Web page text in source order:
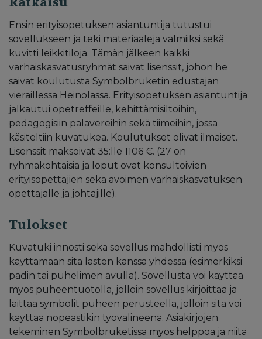
Ensin erityisopetuksen asiantuntija tutustui
sovellukseen ja teki materiaaleja valmiiksi sekä
kuvitti leikkitiloja. Tämän jälkeen kaikki
varhaiskasvatusryhmät saivat lisenssit, johon he
saivat koulutusta Symbolbruketin edustajan
vieraillessa Heinolassa. Erityisopetuksen asiantuntija
jalkautui opetreffeille, kehittämisiltoihin,
pedagogisiin palavereihin sekä tiimeihin, jossa
käsiteltiin kuvatukea. Koulutukset olivat ilmaiset.
Lisenssit maksoivat 35:lle 1106 €. (27 on
ryhmäkohtaisia ja loput ovat konsultoivien
erityisopettajien sekä avoimen varhaiskasvatuksen
opettajalle ja johtajille).
Tulokset
Kuvatuki innosti sekä sovellus mahdollisti myös
käyttämään sitä lasten kanssa yhdessä (esimerkiksi
padin tai puhelimen avulla). Sovellusta voi käyttää
myös puheentuotolla, jolloin sovellus kirjoittaa ja
laittaa symbolit puheen perusteella, jolloin sitä voi
käyttää nopeastikin työvälineenä. Asiakirjojen
tekeminen Symbolbruketissa myös helppoa ja niitä